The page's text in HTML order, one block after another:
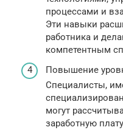
процессами и
Эти навыки
работника и
компетентным
Повышение
Специалисты,
могут
заработную